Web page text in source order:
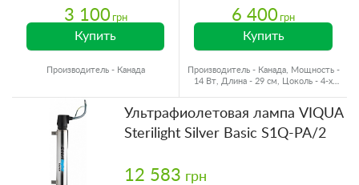
3 100 грн
Купить
Производитель - Канада
6 400 грн
Купить
Производитель - Канада, Мощность -
14 Вт, Длина - 29 см, Цоколь - 4-х
Ультрафиолетовая лампа VIQUA
Sterilight Silver Basic S1Q-PA/2
12 583 грн